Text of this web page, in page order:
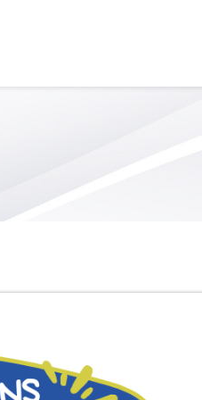
persévérance et tous